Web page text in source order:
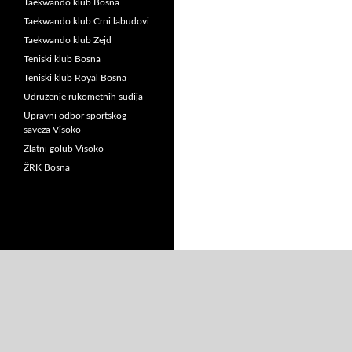
Taekwando klub Bosna
Taekwando klub Crni labudovi
Taekwando klub Zejd
Teniski klub Bosna
Teniski klub Royal Bosna
Udruženje rukometnih sudija
Upravni odbor sportskog
saveza Visoko
Zlatni golub Visoko
ŽRK Bosna